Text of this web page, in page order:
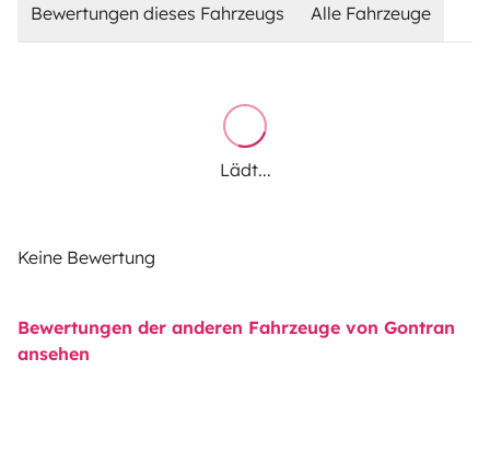
Bewertungen dieses Fahrzeugs Alle Fahrzeuge
Lädt...
Keine Bewertung
Bewertungen der anderen Fahrzeuge von Gontran
ansehen